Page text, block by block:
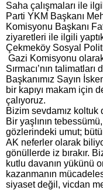
Saha çalışmaları ile
Parti YKM Başkanı
Komisyonu Başkanı
ziyaretleri ile ilgili
Çekmeköy Sosyal
Gazi Komisyonu
Sırmacı’nın
Başkanımız Sayın
bir kapıyı makam için
çalıyoruz.
Bizim sevdamız koltuk
Bir yaşlının
gözlerindeki umut;
AK neferler olarak
gönüllerde iz bırakır.
kutlu davanın yükünü
kazanmanın
siyaset değil, vicdan